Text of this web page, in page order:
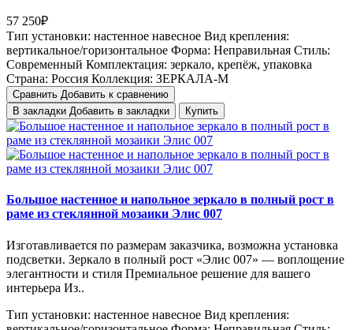
57 250₽
Тип установки: настенное навесное Вид крепления:
вертикальное/горизонтальное Форма: Неправильная Стиль:
Cовременный Комплектация: зеркало, крепёж, упаковка
Страна: Россия Коллекция: ЗЕРКАЛА-М
Сравнить Добавить к сравнению
В закладки Добавить в закладки Купить
Большое настенное и напольное зеркало в полный рост в
раме из стеклянной мозаики Элис 007
Изготавливается по размерам заказчика, возможна установка
подсветки. Зеркало в полный рост «Элис 007» — воплощение
элегантности и стиля Премиальное решение для вашего
интерьера Из..
Тип установки: настенное навесное Вид крепления: